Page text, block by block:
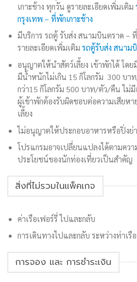
เกาะช้าง ทุกวัน ดูรายละเอียดเพิ่มเติม
กรุงเทพ – ที่พักเกาะช้าง
มีบริการ รถตู้ รับส่ง สนามบินตราด –
รายละเอียดเพิ่มเติม รถตู้รับส่ง สนาม
อนุญาตให้นําสัตว์เลี้ยง เข้าพักได้ โด
มีน้ำหนักไม่เกิน 15 กิโลกรัม 300 บ
กว่า15 กิโลกรัม 500 บาท/ตัว/คืน ไม่
ผู้เข้าพักต้องรับผิดชอบต่อความเสียห
เลี้ยง
ไม่อนุญาตให้ประกอบอาหารหรือปิ่งย่
โปรแกรมอาจเปลี่ยนแปลงได้ตามควา
ประโยชน์ของนักท่องเที่ยวเป็นสำคัญ
สิ่งที่ไม่รวมในแพ็คเกจ
ค่าเรือเฟอร์รี่ ไปและกลับ
การเดินทางไปและกลับ ระหว่างท่าเ
การจอง และ การชำระเงิน